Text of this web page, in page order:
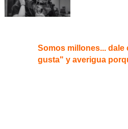
Somos millones... dale
gusta" y averigua